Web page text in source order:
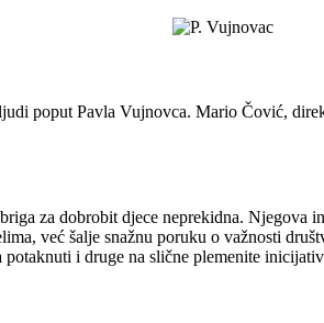
poput Pavla Vujnovca. Mario Čović,
za dobrobit djece neprekidna.
već šalje snažnu poruku o važnosti
i druge na slične plemenite